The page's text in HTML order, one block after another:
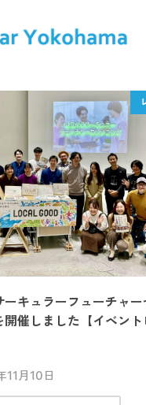
ーキュラーフューチャー
開催しました【イベント
11月10日